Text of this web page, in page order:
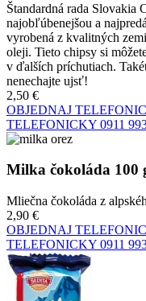
Štandardná rada Slovakia
najobľúbenejšou a
vyrobená z kvalitných
oleji. Tieto chipsy si
v ďalších príchutiach.
nenechajte ujsť!
2,50 €
OBJEDNAJ
TELEFONICKY 0911
Milka čokoláda 100
Mliečna čokoláda z
2,90 €
OBJEDNAJ
TELEFONICKY 0911